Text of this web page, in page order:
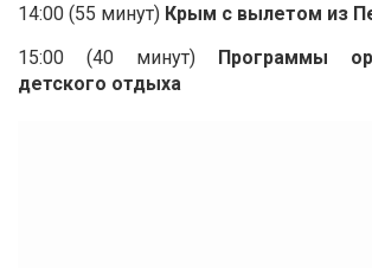
14:00 (55 минут) Крым с вылетом из
15:00 (40 минут) Программы
детского отдыха